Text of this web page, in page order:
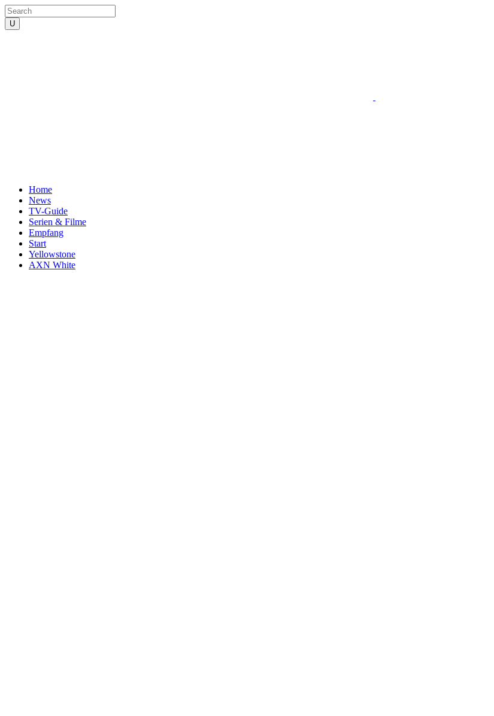
Home
News
TV-Guide
Serien & Filme
Empfang
Start
Yellowstone
AXN White